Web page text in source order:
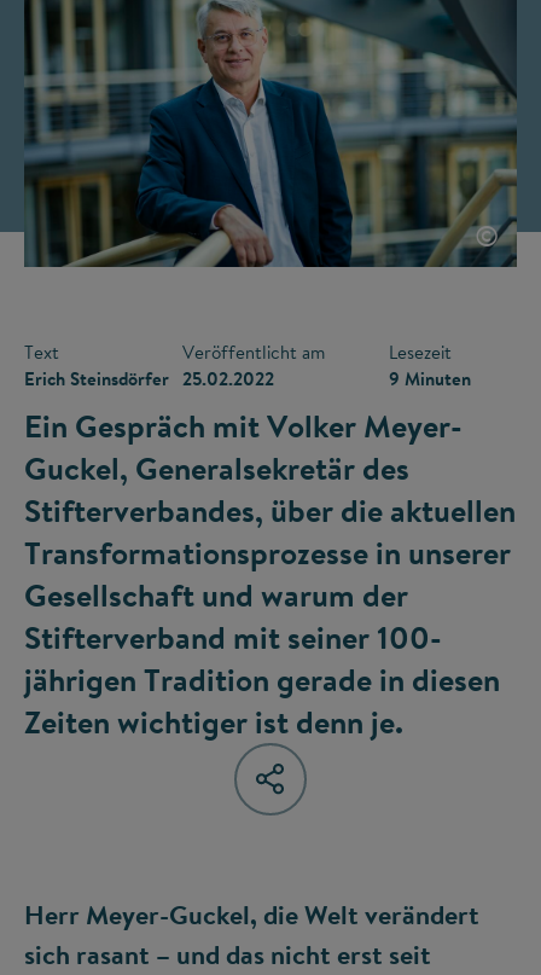
©
Text
Erich Steinsdörfer
Veröffentlicht am
25.02.2022
Lesezeit
9 Minuten
Ein Gespräch mit Volker Meyer-
Guckel, Generalsekretär des
Stifterverbandes, über die aktuellen
Transformationsprozesse in unserer
Gesellschaft und warum der
Stifterverband mit seiner 100-
jährigen Tradition gerade in diesen
Zeiten wichtiger ist denn je.
Herr Meyer-Guckel, die Welt verändert
sich rasant – und das nicht erst seit